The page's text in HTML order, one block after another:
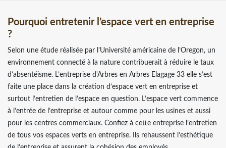
Pourquoi entretenir l’espace vert en entreprise
?
Selon une étude réalisée par l’Université américaine de l’Oregon, un
environnement connecté à la nature contribuerait à réduire le taux
d’absentéisme. L’entreprise d'Arbres en Arbres Elagage 33 elle s’est
faite une place dans la création d’espace vert en entreprise et
surtout l’entretien de l’espace en question. L’espace vert commence
à l’entrée de l’entreprise et autour comme pour les usines et aussi
pour les centres commerciaux. Confiez à cette entreprise l’entretien
de tous vos espaces verts en entreprise. Ils rehaussent l’esthétique